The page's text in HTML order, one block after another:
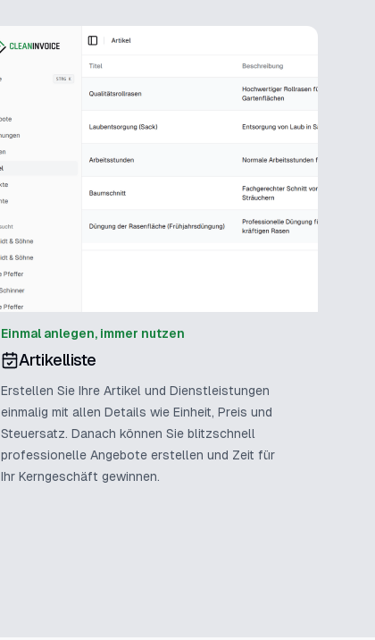
Einmal anlegen, immer nutzen
Artikelliste
Erstellen Sie Ihre Artikel und Dienstleistungen
einmalig mit allen Details wie Einheit, Preis und
Steuersatz. Danach können Sie blitzschnell
professionelle Angebote erstellen und Zeit für
Ihr Kerngeschäft gewinnen.